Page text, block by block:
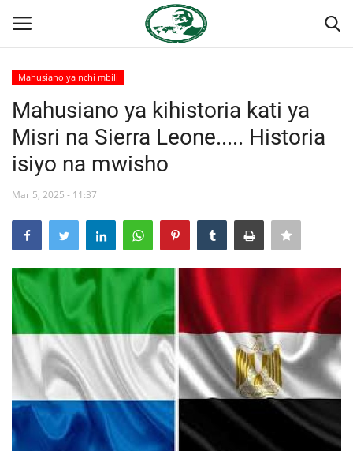
Nyumba
Jukwaa la Nasser la Kimataifa
Wasiliana
Misri
Timu yetu
Urithi wa Nasser
Habari
Mahusiano ya nchi mbili
Mahusiano ya kihistoria kati ya
Misri na Sierra Leone..... Historia
isiyo na mwisho
Mar 5, 2025 - 11:37